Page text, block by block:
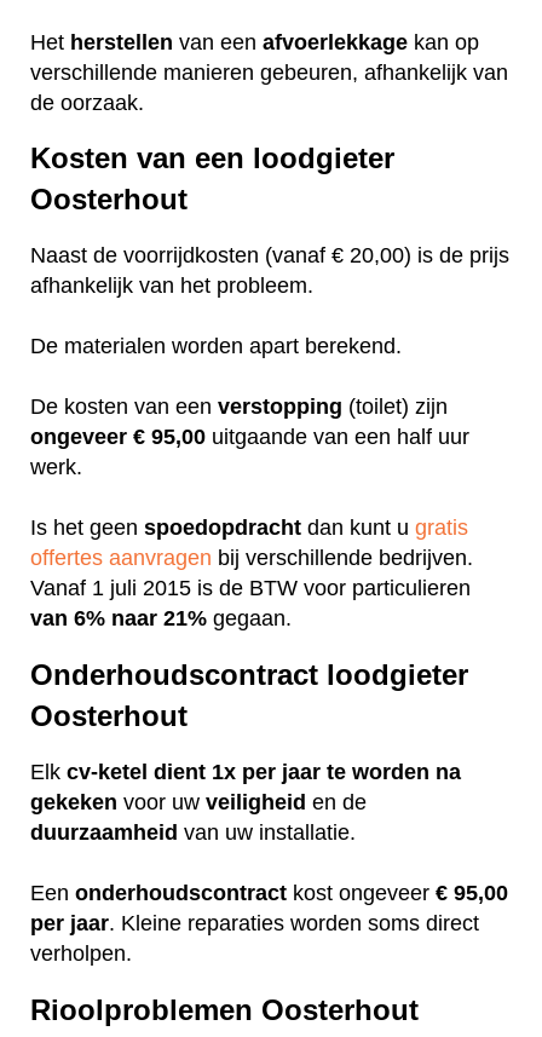
Het herstellen van een afvoerlekkage kan op
verschillende manieren gebeuren, afhankelijk van
de oorzaak.
Kosten van een loodgieter
Oosterhout
Naast de voorrijdkosten (vanaf € 20,00) is de prijs
afhankelijk van het probleem.
De materialen worden apart berekend.
De kosten van een verstopping (toilet) zijn
ongeveer € 95,00 uitgaande van een half uur
werk.
Is het geen spoedopdracht dan kunt u gratis
offertes aanvragen bij verschillende bedrijven.
Vanaf 1 juli 2015 is de BTW voor particulieren
van 6% naar 21% gegaan.
Onderhoudscontract loodgieter
Oosterhout
Elk cv-ketel dient 1x per jaar te worden na
gekeken voor uw veiligheid en de
duurzaamheid van uw installatie.
Een onderhoudscontract kost ongeveer € 95,00
per jaar. Kleine reparaties worden soms direct
verholpen.
Rioolproblemen Oosterhout